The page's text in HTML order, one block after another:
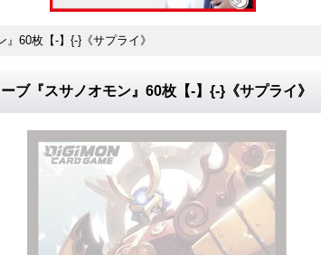
60枚【-】{-}《サプライ》
ブ『スサノオモン』60枚【-】{-}《サプライ》